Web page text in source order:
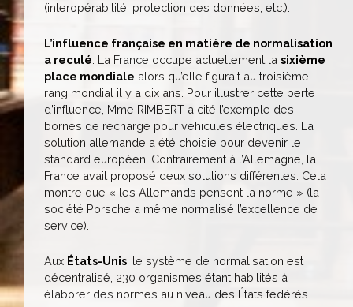
(interopérabilité, protection des données, etc.).
L’influence française en matière de normalisation
a reculé . La France occupe actuellement la sixième
place mondiale alors qu’elle figurait au troisième
rang mondial il y a dix ans. Pour illustrer cette perte
d’influence, Mme RIMBERT a cité l’exemple des
bornes de recharge pour véhicules électriques. La
solution allemande a été choisie pour devenir le
standard européen. Contrairement à l’Allemagne, la
France avait proposé deux solutions différentes. Cela
montre que « les Allemands pensent la norme » (la
société Porsche a même normalisé l’excellence de
service).
Aux États-Unis , le système de normalisation est
décentralisé, 230 organismes étant habilités à
élaborer des normes au niveau des États fédérés.